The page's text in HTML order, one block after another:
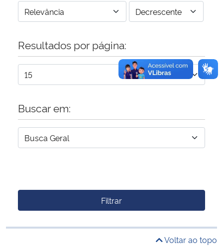
Gabinete de Segurança Institucional
Banco Central do Brasil
Planalto
Resultados por página:
Buscar em:
Filtrar
Voltar ao topo